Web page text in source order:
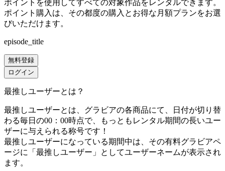
ポイントを使用してすべての対象作品をレンタルできます。
ポイント購入は、その都度の購入とお得な月額プランをお選
びいただけます。
episode_title
無料登録
ログイン
最推しユーザーとは？
最推しユーザーとは、グラビアの各商品にて、日付が切り替
わる毎日の00：00時点で、
もっともレンタル期間の長いユー
ザーに与えられる称号です！
最推しユーザーになっている期間中は、 その有料グラビアペ
ージに「最推しユーザー」としてユーザーネームが表示され
ます。